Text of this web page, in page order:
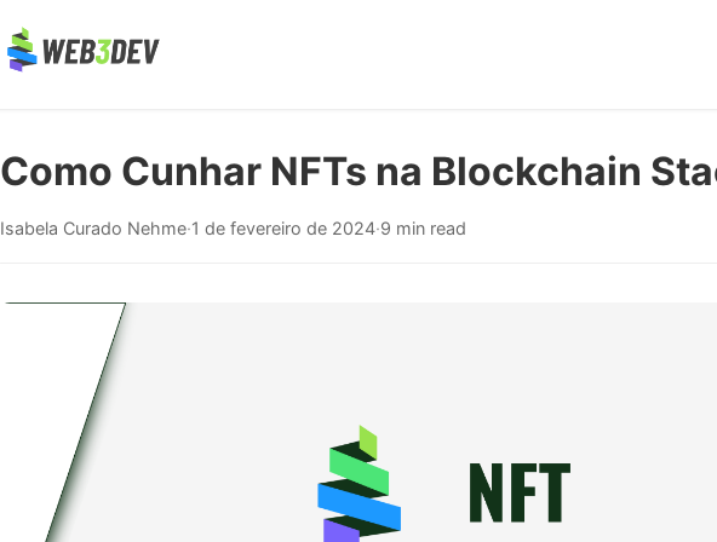
Como Cunhar NFTs na Blockchain
Isabela Curado Nehme·1 de fevereiro de 2024·9 min read